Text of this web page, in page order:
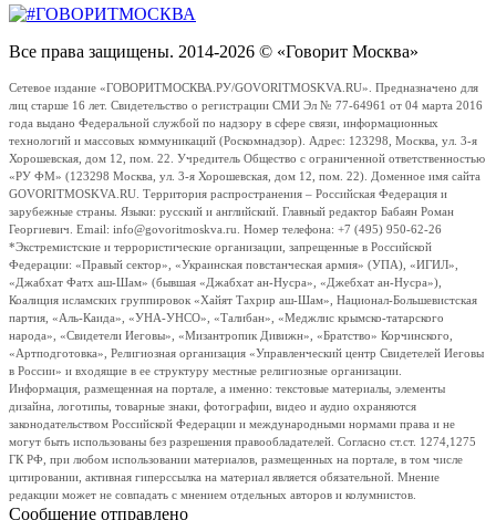
Все права защищены. 2014-2026 © «Говорит Москва»
Сетевое издание «ГОВОРИТМОСКВА.РУ/GOVORITMOSKVA.RU». Предназначено для
лиц старше 16 лет. Свидетельство о регистрации СМИ Эл № 77-64961 от 04 марта 2016
года выдано Федеральной службой по надзору в сфере связи, информационных
технологий и массовых коммуникаций (Роскомнадзор). Адрес: 123298, Москва, ул. 3-я
Хорошевская, дом 12, пом. 22. Учредитель Общество с ограниченной ответственностью
«РУ ФМ» (123298 Москва, ул. 3-я Хорошевская, дом 12, пом. 22). Доменное имя сайта
GOVORITMOSKVA.RU. Территория распространения – Российская Федерация и
зарубежные страны. Языки: русский и английский. Главный редактор Бабаян Роман
Георгиевич. Email: info@govoritmoskva.ru. Номер телефона: +7 (495) 950-62-26
*Экстремистские и террористические организации, запрещенные в Российской
Федерации: «Правый сектор», «Украинская повстанческая армия» (УПА), «ИГИЛ»,
«Джабхат Фатх аш-Шам» (бывшая «Джабхат ан-Нусра», «Джебхат ан-Нусра»),
Коалиция исламских группировок «Хайят Тахрир аш-Шам», Национал-Большевистская
партия, «Аль-Каида», «УНА-УНСО», «Талибан», «Меджлис крымско-татарского
народа», «Свидетели Иеговы», «Мизантропик Дивижн», «Братство» Корчинского,
«Артподготовка», Религиозная организация «Управленческий центр Свидетелей Иеговы
в России» и входящие в ее структуру местные религиозные организации.
Информация, размещенная на портале, а именно: текстовые материалы, элементы
дизайна, логотипы, товарные знаки, фотографии, видео и аудио охраняются
законодательством Российской Федерации и международными нормами права и не
могут быть использованы без разрешения правообладателей. Согласно ст.ст. 1274,1275
ГК РФ, при любом использовании материалов, размещенных на портале, в том числе
цитировании, активная гиперссылка на материал является обязательной. Мнение
редакции может не совпадать с мнением отдельных авторов и колумнистов.
Сообщение отправлено